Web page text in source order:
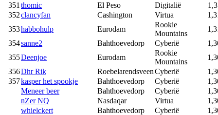
351 thomic El Peso Digitalië
352clancyfan Cashington Virtua
353habbohulp Eurodam
Rookie
Mountains
354sanne2 Bahthoevedorp Cyberië
355Deenjoe Eurodam
Rookie
Mountains
356Dhr Rik RoebelarendsveenCyberië
357kasper het spookje Bahthoevedorp Cyberië
Meneer beer
Bahthoevedorp Cyberië
nZer NQ
Nasdaqar Virtua
whielckert
Bahthoevedorp Cyberië